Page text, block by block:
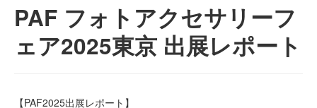
PAF フォトアクセサリーフ
ェア2025東京 出展レポート
【PAF2025出展レポート】